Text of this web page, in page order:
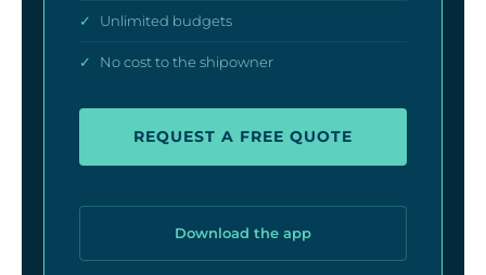
✓ Unlimited budgets
✓ No cost to the shipowner
REQUEST A FREE QUOTE
Download the app